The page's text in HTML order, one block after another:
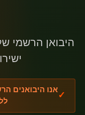
אנו היבואנים